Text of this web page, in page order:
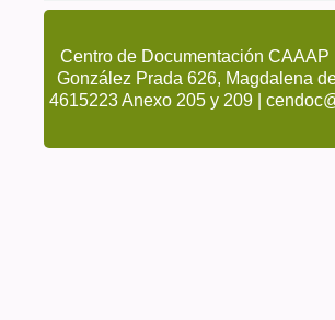
Centro de Documentación CAAAP
González Prada 626, Magdalena
4615223 Anexo 205 y 209 |